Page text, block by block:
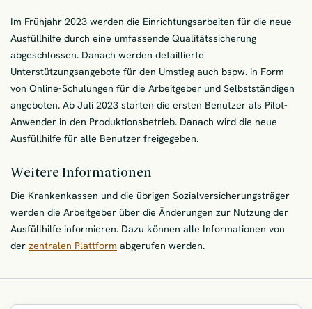
Im Frühjahr 2023 werden die Einrichtungsarbeiten für die neue
Ausfüllhilfe durch eine umfassende Qualitätssicherung
abgeschlossen. Danach werden detaillierte
Unterstützungsangebote für den Umstieg auch bspw. in Form
von Online-Schulungen für die Arbeitgeber und Selbstständigen
angeboten. Ab Juli 2023 starten die ersten Benutzer als Pilot-
Anwender in den Produktionsbetrieb. Danach wird die neue
Ausfüllhilfe für alle Benutzer freigegeben.
Weitere Informationen
Die Krankenkassen und die übrigen Sozialversicherungsträger
werden die Arbeitgeber über die Änderungen zur Nutzung der
Ausfüllhilfe informieren. Dazu können alle Informationen von
der zentralen Plattform abgerufen werden.